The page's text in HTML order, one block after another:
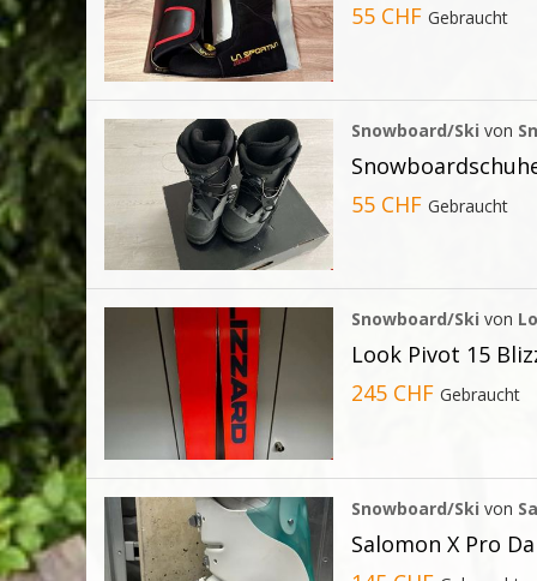
55 CHFGebraucht
Snowboard/Ski von
55 CHFGebraucht
Snowboard/Ski von
Look Pivot 15
245 CHFGebraucht
Snowboard/Ski von
Salomon X Pro